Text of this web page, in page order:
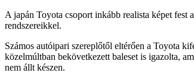
A japán Toyota csoport inkább realista képet
rendszereikkel.
Számos autóipari szereplőtől eltérően a Toyota
közelmúltban bekövetkezett baleset is igazolta,
nem állt készen.